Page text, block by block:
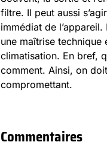
filtre. Il peut aussi
immédiat de
une maîtrise
climatisation. En bref,
comment. Ainsi, on
compromettant.
Commentaires